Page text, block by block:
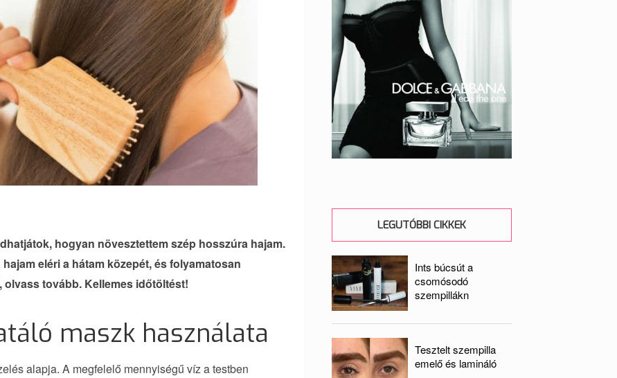
hogyan növesztettem szép hosszúra hajam.
eléri a hátam közepét, és folyamatosan
tovább. Kellemes időtöltést!
maszk használata
alapja. A megfelelő mennyiségű víz a testben
LEGUTÓBBI CIKKEK
Ints búcsút a
csomósodó
szempillákn
Tesztelt szempilla
emelő és lamináló